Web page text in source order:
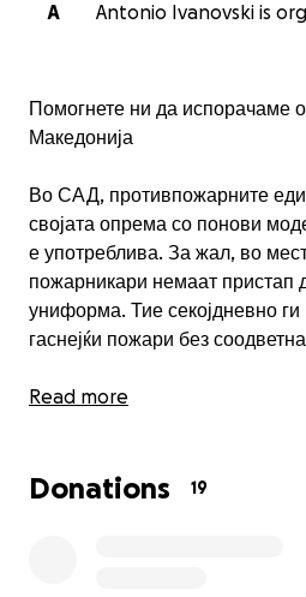
A
Antonio Ivanovski is
Помогнете ни да испорачаме
Македонија
Во САД, противпожарните
својата опрема со понови
е употреблива. За жал, во
пожарникари немаат пристап
униформа. Тие секојдневно
гаснејќи пожари без
Токму затоа постои
Македонија на кои им е
Read more
Donations 19